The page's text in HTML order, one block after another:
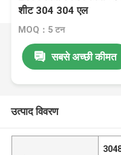
शीट 304 304 एल
MOQ：5 टन
सबसे अच्छी कीमत
उत्पाद विवरण